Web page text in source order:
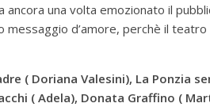
ancora una volta emozionato il
d’amore, perchè il
( Doriana Valesini), La Ponzia
( Adela), Donata Graffino (